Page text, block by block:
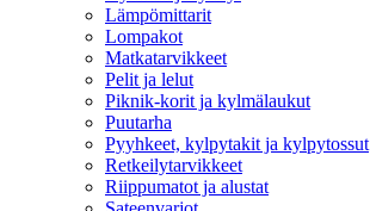
Lämpömittarit
Lompakot
Matkatarvikkeet
Pelit ja lelut
Piknik-korit ja kylmälaukut
Puutarha
Pyyhkeet, kylpytakit ja kylpytossut
Retkeilytarvikkeet
Riippumatot ja alustat